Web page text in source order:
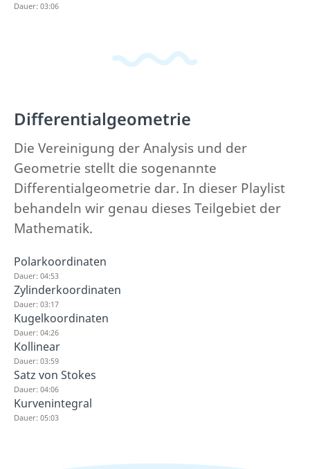
Dauer: 03:06
Differentialgeometrie
Die Vereinigung der Analysis und der
Geometrie stellt die sogenannte
Differentialgeometrie dar. In dieser Playlist
behandeln wir genau dieses Teilgebiet der
Mathematik.
Polarkoordinaten
Dauer: 04:53
Zylinderkoordinaten
Dauer: 03:17
Kugelkoordinaten
Dauer: 04:26
Kollinear
Dauer: 03:59
Satz von Stokes
Dauer: 04:06
Kurvenintegral
Dauer: 05:03